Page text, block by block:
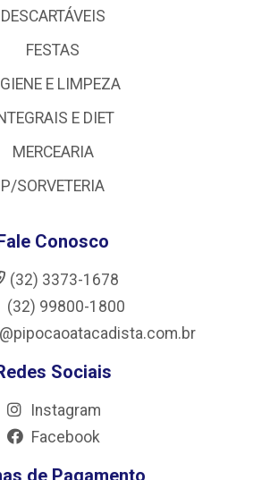
DESCARTÁVEIS
FESTAS
E LIMPEZA
E DIET
MERCEARIA
P/SORVETERIA
Conosco
(32) 3373-1678
(32) 99800-1800
Sociais
Instagram
Facebook
de Pagamento